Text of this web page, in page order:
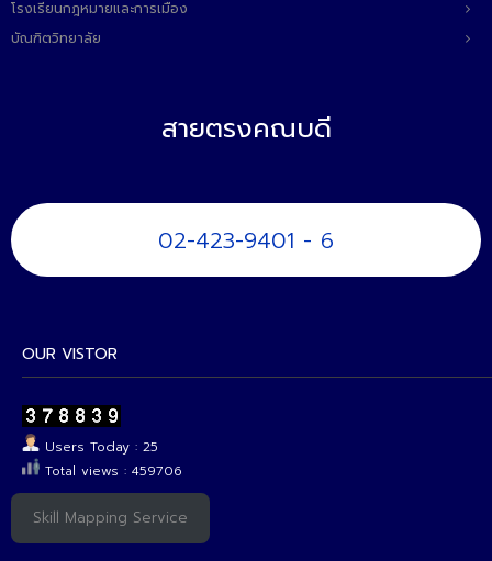
โรงเรียนกฎหมายและการเมือง
บัณฑิตวิทยาลัย
สายตรงคณบดี
02-423-9401 - 6
OUR VISTOR
Users Today : 25
Total views : 459706
Skill Mapping Service